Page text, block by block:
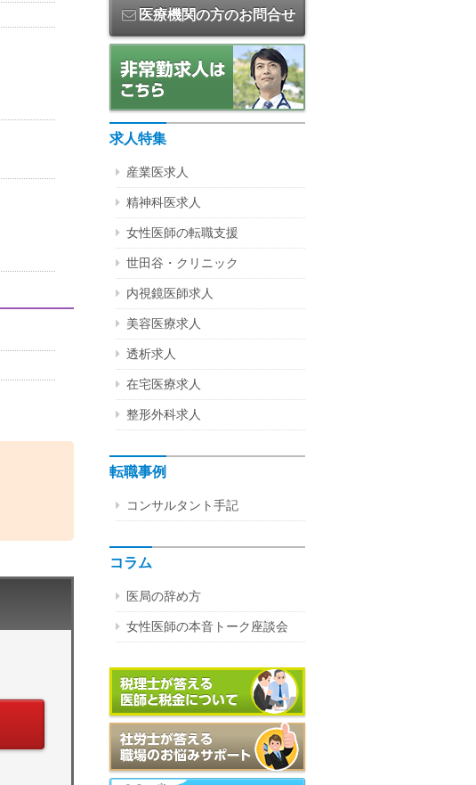
医療機関の方のお問合せ
求人特集
産業医求人
精神科医求人
女性医師の転職支援
世田谷・クリニック
内視鏡医師求人
美容医療求人
透析求人
在宅医療求人
整形外科求人
転職事例
コンサルタント手記
コラム
医局の辞め方
女性医師の本音トーク座談会